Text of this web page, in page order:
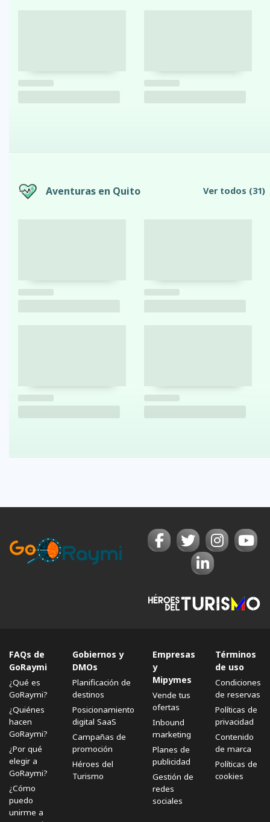
Aventuras en Quito Ver todos (31)
FAQs de
GoRaymi
¿Qué es
GoRaymi?
¿Quiénes
hacen
GoRaymi?
¿Por qué
elegir a
GoRaymi?
¿Cómo
puedo
unirme a
Gobiernos y
DMOs
Planificación de
destinos
Posicionamiento
digital SaaS
Campañas de
promoción
Héroes del
Turismo
Empresas
y
Mipymes
Vende tus
ofertas
Inbound
marketing
Planes de
publicidad
Gestión de
redes
sociales
Términos
de uso
Condiciones
de reservas
Políticas de
privacidad
Contenido
de marca
Políticas de
cookies